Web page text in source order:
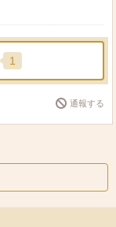
1
通報する